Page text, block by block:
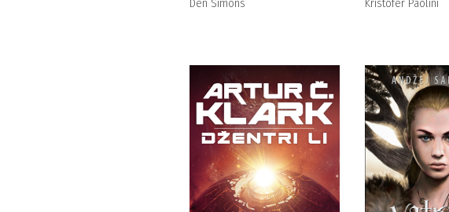
Den Simons Kristofer Paolini